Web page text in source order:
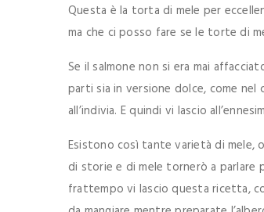
Questa è la torta di mele per
ma che ci posso fare se le torte di
Se il salmone non si era mai
parti sia in versione dolce, come nel
all’indivia. E quindi vi lascio
Esistono così tante varietà di mele,
di storie e di mele tornerò a parlare
frattempo vi lascio questa ricetta,